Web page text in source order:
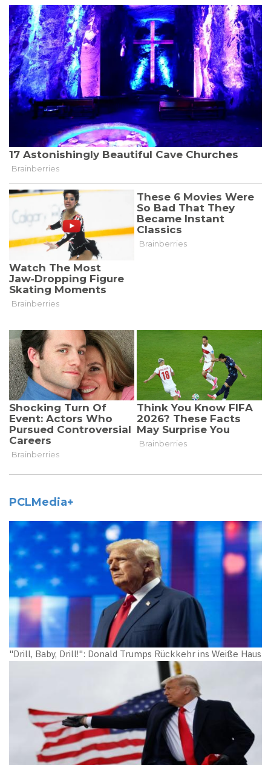
PCLMedia+
"Drill, Baby, Drill!": Donald Trumps Rückkehr ins Weiße Haus